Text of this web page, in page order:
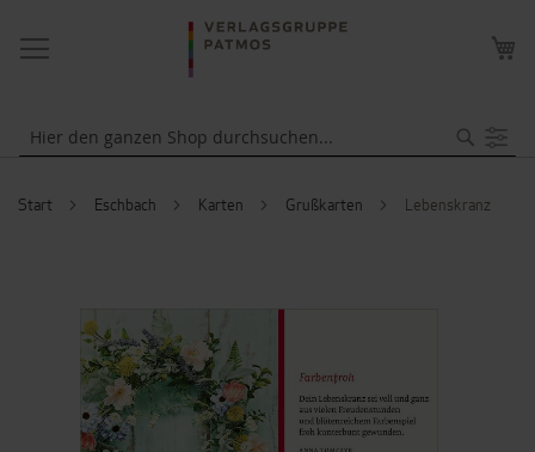
NAVIGATION
UMSCHALTEN
Start Eschbach Karten Grußkarten Lebenskranz